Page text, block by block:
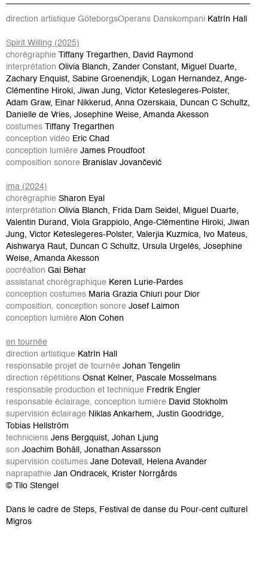
direction artistique GöteborgsOperans Danskompani Katrín Hall
Spirit Willing (2025)
chorégraphie Tiffany Tregarthen, David Raymond
interprétation Olivia Blanch, Zander Constant, Miguel Duarte,
Zachary Enquist, Sabine Groenendjik, Logan Hernandez, Ange-
Clémentine Hiroki, Jiwan Jung, Victor Keteslegeres-Polster,
Adam Graw, Einar Nikkerud, Anna Ozerskaia, Duncan C Schultz,
Danielle de Vries, Josephine Weise, Amanda Akesson
costumes Tiffany Tregarthen
conception vidéo Eric Chad
conception lumière James Proudfoot
composition sonore Branislav Jovančević
ima (2024)
chorégraphie Sharon Eyal
interprétation Olivia Blanch, Frida Dam Seidel, Miguel Duarte,
Valentin Durand, Viola Grappiolo, Ange-Clémentine Hiroki, Jiwan
Jung, Victor Keteslegeres-Polster, Valerjia Kuzmica, Ivo Mateus,
Aishwarya Raut, Duncan C Schultz, Ursula Urgelés, Josephine
Weise, Amanda Akesson
cocréation Gai Behar
assistanat chorégraphique Keren Lurie-Pardes
conception costumes Maria Grazia Chiuri pour Dior
composition, conception sonore Josef Laimon
conception lumière Alon Cohen
en tournée
direction artistique Katrín Hall
responsable projet de tournée Johan Tengelin
direction répétitions Osnat Kelner, Pascale Mosselmans
responsable production et technique Fredrik Engler
responsable éclairage, conception lumière David Stokholm
supervision éclairage Niklas Ankarhem, Justin Goodridge,
Tobias Hellström
techniciens Jens Bergquist, Johan Ljung
son Joachim Bohäll, Jonathan Assarsson
supervision costumes Jane Dotevall, Helena Avander
naprapathie Jan Ondracek, Krister Norrgårds
© Tilo Stengel
Dans le cadre de Steps, Festival de danse du Pour-cent culturel
Migros